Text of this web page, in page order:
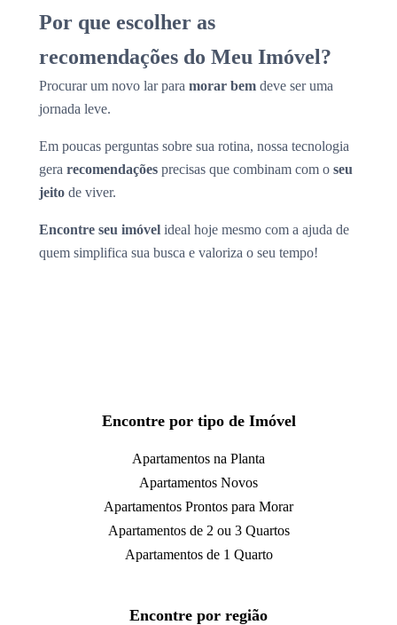
Por que escolher as
recomendações do Meu Imóvel?
Procurar um novo lar para morar bem deve ser uma
jornada leve.
Em poucas perguntas sobre sua rotina, nossa tecnologia
gera recomendações precisas que combinam com o seu
jeito de viver.
Encontre seu imóvel ideal hoje mesmo com a ajuda de
quem simplifica sua busca e valoriza o seu tempo!
Encontre por tipo de Imóvel
Apartamentos na Planta
Apartamentos Novos
Apartamentos Prontos para Morar
Apartamentos de 2 ou 3 Quartos
Apartamentos de 1 Quarto
Encontre por região